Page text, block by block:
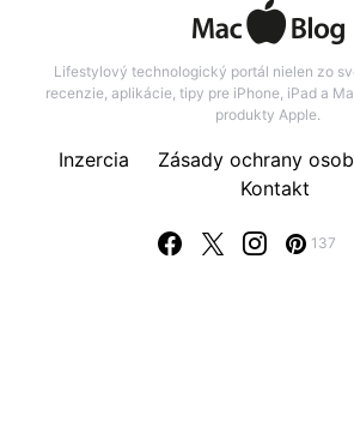
Lifestylový technologický portál nielen zo
recenzie, aplikácie, tipy pre iPhone, iPad a
produkty Apple.
137
Inzercia
Zásady ochrany
Kontakt